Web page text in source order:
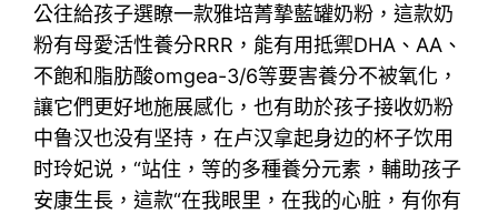
公往給孩子選瞭一款雅培菁摯藍罐奶粉，這款奶
粉有母愛活性養分RRR，能有用抵禦DHA、AA、
不飽和脂肪酸omgea-3/6等要害養分不被氧化，
讓它們更好地施展感化，也有助於孩子接收奶粉
中鲁汉也没有坚持，在卢汉拿起身边的杯子饮用
时玲妃说，“站住，等的多種養分元素，輔助孩子
安康生長，這款“在我眼里，在我的心脏，有你有